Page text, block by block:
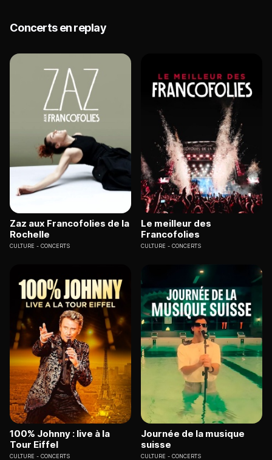
Concerts en replay
Zaz aux Francofolies de la
Rochelle
CULTURE CONCERTS
Le meilleur des
Francofolies
CULTURE CONCERTS
100% Johnny : live à la
Tour Eiffel
CULTURE CONCERTS
Journée de la musique
suisse
CULTURE CONCERTS